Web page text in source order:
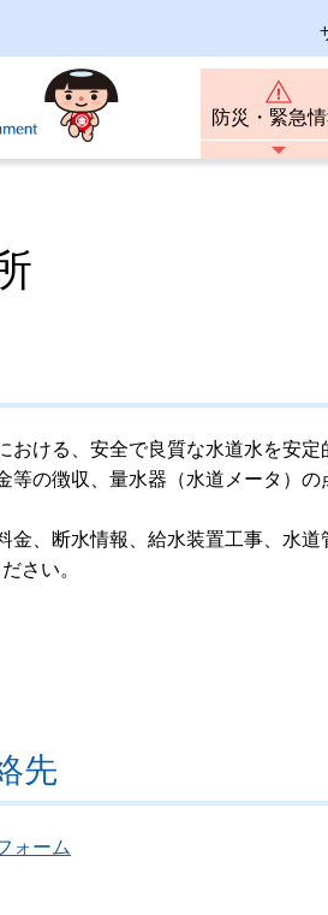
防災・緊急
おける、安全で良質な水道水を安
の徴収、量水器（水道メータ）の
、断水情報、給水装置工事、水道
さい。
先
ォーム